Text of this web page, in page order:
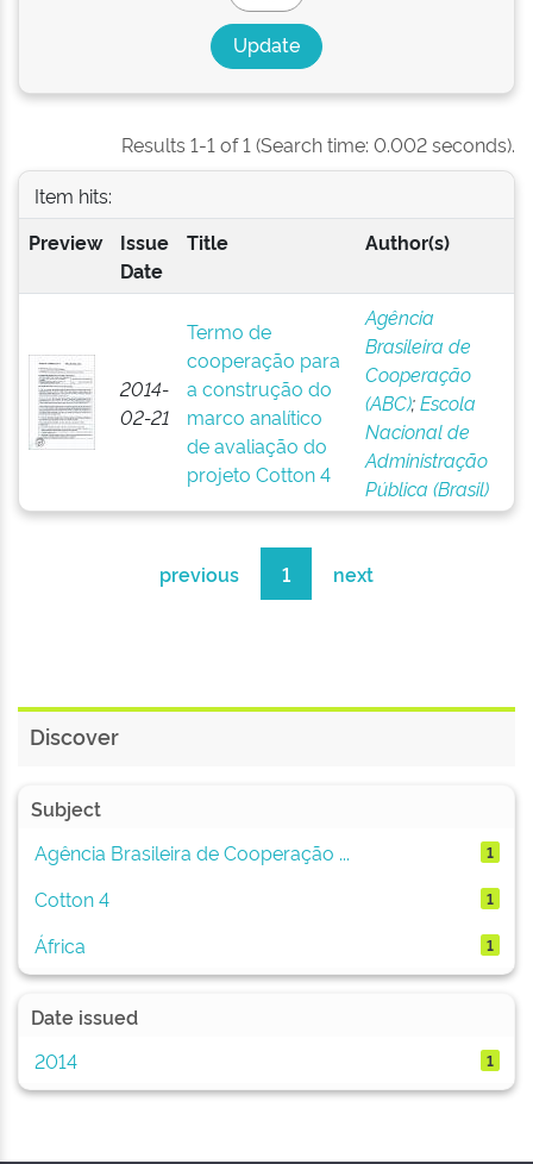
Results 1-1 of 1 (Search time: 0.002 seconds).
Item hits:
Preview
Issue
Date
Title Author(s)
2014-
02-21
Termo de
cooperação para
a construção do
marco analítico
de avaliação do
projeto Cotton 4
Agência
Brasileira de
Cooperação
(ABC);Escola
Nacional de
Administração
Pública (Brasil)
previous 1 next
Discover
Subject
Agência Brasileira de Cooperação ...
1
Cotton 4 1
África 1
Date issued
2014
1